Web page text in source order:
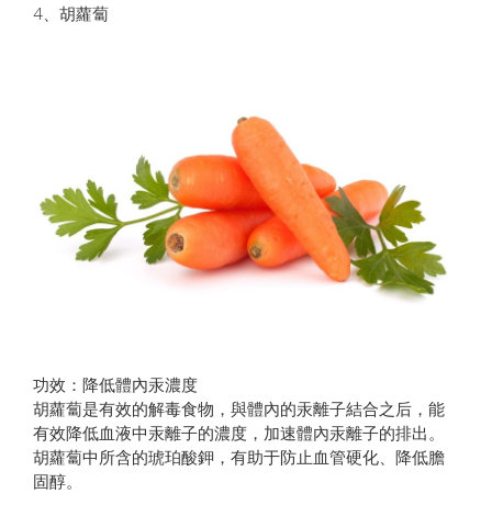
4、胡蘿蔔
功效：降低體內汞濃度
胡蘿蔔是有效的解毒食物，與體內的汞離子結合之后，能
有效降低血液中汞離子的濃度，加速體內汞離子的排出。
胡蘿蔔中所含的琥珀酸鉀，有助于防止血管硬化、降低膽
固醇。